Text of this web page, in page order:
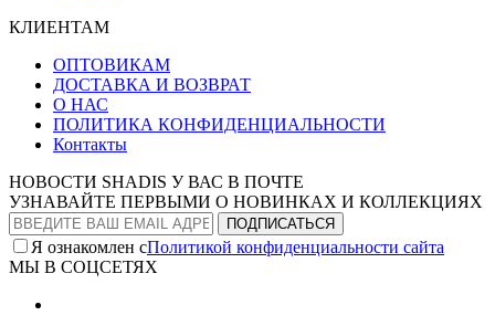
КЛИЕНТАМ
ОПТОВИКАМ
ДОСТАВКА И ВОЗВРАТ
О НАС
ПОЛИТИКА КОНФИДЕНЦИАЛЬНОСТИ
Контакты
НОВОСТИ SHADIS У ВАС В ПОЧТЕ
УЗНАВАЙТЕ ПЕРВЫМИ О НОВИНКАХ И КОЛЛЕКЦИЯХ
Я ознакомлен сПолитикой конфиденциальности сайта
МЫ В СОЦСЕТЯХ